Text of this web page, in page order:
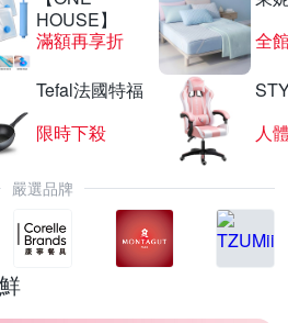
HOUSE】
滿額再享折
全
Tefal法國特福
限時下殺
嚴選品牌